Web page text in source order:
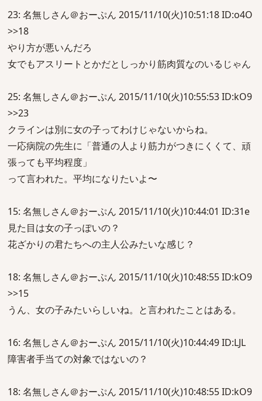
23: 名無しさん＠おーぷん 2015/11/10(火)10:51:18 ID:o4O
>>18
やり方が悪いんだろ
女でもアスリートとかだとしっかり筋肉質なのいるじゃん
25: 名無しさん＠おーぷん 2015/11/10(火)10:55:53 ID:kO9
>>23
クラインは別に女の子ってわけじゃないからね。
一応病院の先生に「普通の人より筋力がつきにくくて、頑
張っても平均程度」
って言われた。平均になりたいよ〜
15: 名無しさん＠おーぷん 2015/11/10(火)10:44:01 ID:31e
見た目は女の子っぽいの？
花ざかりの君たちへの主人公みたいな感じ？
18: 名無しさん＠おーぷん 2015/11/10(火)10:48:55 ID:kO9
>>15
うん、女の子みたいらしいね。と言われたことはある。
16: 名無しさん＠おーぷん 2015/11/10(火)10:44:49 ID:LJL
障害者手当ての対象ではないの？
18: 名無しさん＠おーぷん 2015/11/10(火)10:48:55 ID:kO9